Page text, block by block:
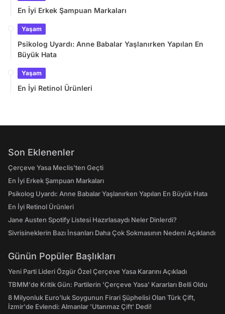
En İyi Erkek Şampuan Markaları
Yaşam
Psikolog Uyardı: Anne Babalar Yaşlanırken Yapılan En
Büyük Hata
Yaşam
En İyi Retinol Ürünleri
Son Eklenenler
Çerçeve Yasa Meclis'ten Geçti
En İyi Erkek Şampuan Markaları
Psikolog Uyardı: Anne Babalar Yaşlanırken Yapılan En Büyük Hata
En İyi Retinol Ürünleri
Jane Austen Spotify Listesi Hazırlasaydı Neler Dinlerdi?
Sivrisineklerin Bazı İnsanları Daha Çok Sokmasının Nedeni Açıklandı
Günün Popüler Başlıkları
Yeni Parti Lideri Özgür Özel Çerçeve Yasa Kararını Açıkladı
TBMM'de Kritik Gün: Partilerin 'Çerçeve Yasa' Kararları Belli Oldu
8 Milyonluk Euro'luk Soygunun Firari Şüphelisi Olan Türk Çift,
İzmir'de Evlendi: Almanlar 'Utanmaz Çift' Dedi!